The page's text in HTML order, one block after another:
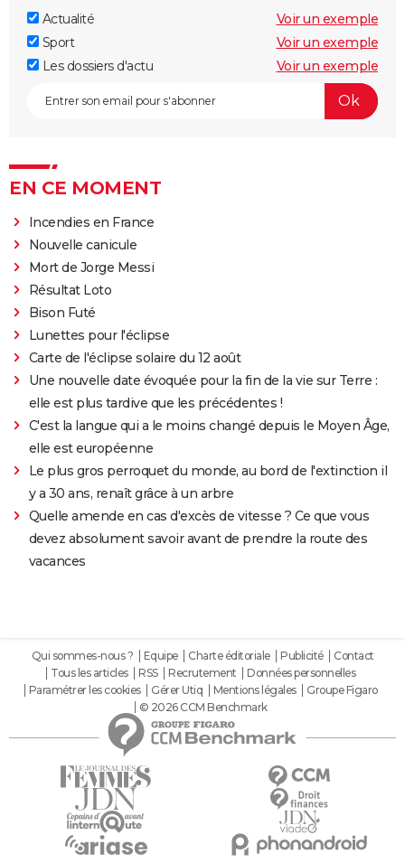
Actualité
Voir un exemple
Sport
Voir un exemple
Les dossiers d'actu
Voir un exemple
EN CE MOMENT
Incendies en France
Nouvelle canicule
Mort de Jorge Messi
Résultat Loto
Bison Futé
Lunettes pour l'éclipse
Carte de l'éclipse solaire du 12 août
Une nouvelle date évoquée pour la fin de la vie sur Terre :
elle est plus tardive que les précédentes !
C'est la langue qui a le moins changé depuis le Moyen Âge,
elle est européenne
Le plus gros perroquet du monde, au bord de l'extinction il
y a 30 ans, renaît grâce à un arbre
Quelle amende en cas d'excès de vitesse ? Ce que vous
devez absolument savoir avant de prendre la route des
vacances
Qui sommes-nous ? Equipe Charte éditoriale Publicité
Contact
Tous les articles
RSS Recrutement
Données personnelles
Paramétrer les cookies
Gérer Utiq Mentions légales
Groupe Figaro
© 2026 CCM Benchmark